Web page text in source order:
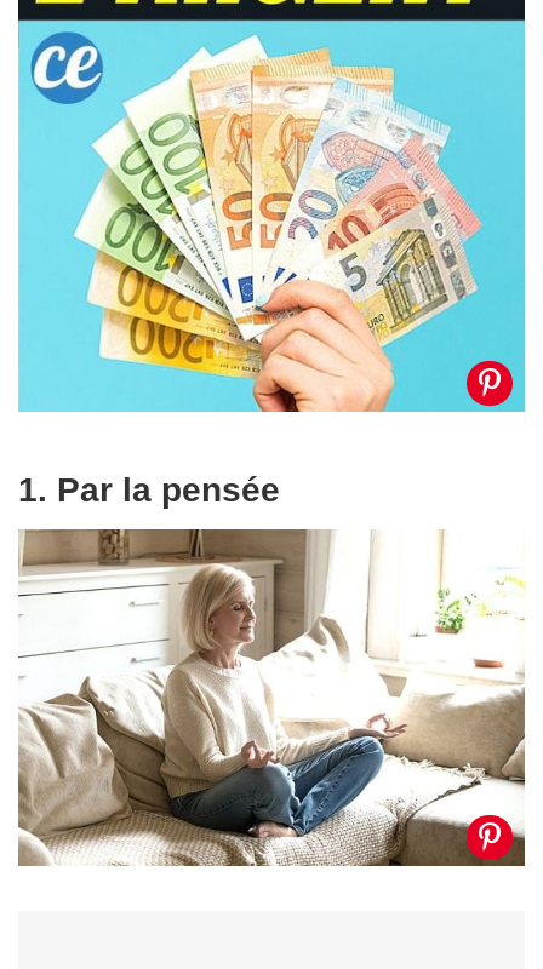
1. Par la pensée